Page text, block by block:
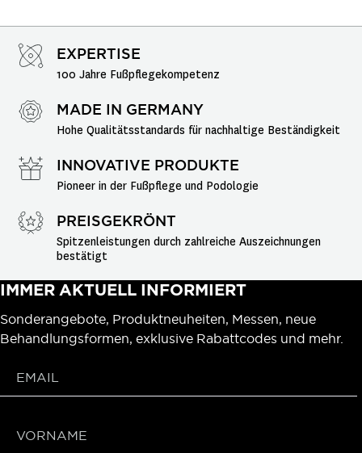
EXPERTISE
100 Jahre Fußpflegekompetenz
MADE IN GERMANY
Hohe Qualitätsstandards für nachhaltige Beständigkeit
INNOVATIVE PRODUKTE
Pioneer in der Fußpflege und Podologie
PREISGEKRÖNT
Spitzenleistungen durch zahlreiche Auszeichnungen
bestätigt
IMMER AKTUELL INFORMIERT
Sonderangebote, Produktneuheiten, Messen, neue
Behandlungsformen, exklusive Rabattcodes und mehr.